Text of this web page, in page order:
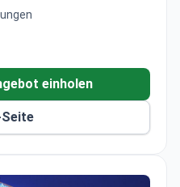
orthopädische
einer
zwischen
chirurgischem
Ein
Triple-Osteotomie kann
einholen